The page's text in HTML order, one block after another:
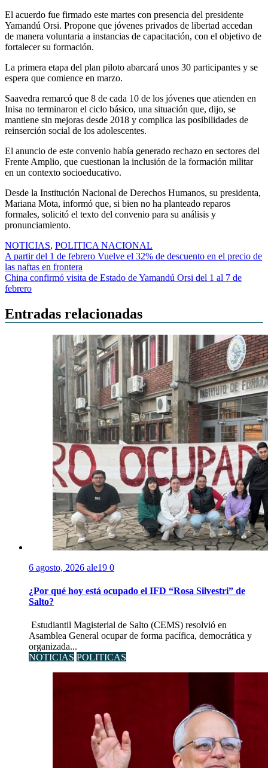
El acuerdo fue firmado este martes con presencia del presidente
Yamandú Orsi. Propone que jóvenes privados de libertad accedan
de manera voluntaria a instancias de capacitación, con el objetivo de
fortalecer su formación.
La primera etapa del plan piloto abarcará unos 30 participantes y se
espera que comience en marzo.
Saavedra remarcó que 8 de cada 10 de los jóvenes que atienden en
Inisa no terminaron el ciclo básico, una situación que, dijo, se
mantiene sin mejoras desde 2018 y complica las posibilidades de
reinserción social de los adolescentes.
El anuncio de este convenio había generado rechazo en sectores del
Frente Amplio, que cuestionan la inclusión de la formación militar
en un contexto socioeducativo.
Desde la Institución Nacional de Derechos Humanos, su presidenta,
Mariana Mota, informó que, si bien no ha planteado reparos
formales, solicitó el texto del convenio para su análisis y
pronunciamiento.
NOTICIAS, POLITICA NACIONAL
Navegación
de
entradas
A partir del 1 de febrero Vuelve el 32% de descuento en el precio de
las naftas en frontera
China confirmó visita de Estado de Yamandú Orsi del 1 al 7 de
febrero
Entradas relacionadas
6 agosto, 2026 ale19 0
¿Por qué hoy está ocupado el IFD “Rosa Silvestri” de
Salto?
Estudiantil Magisterial de Salto (CEMS) resolvió en
Asamblea General ocupar de forma pacífica, democrática y
organizada...
NOTICIAS POLITICAS